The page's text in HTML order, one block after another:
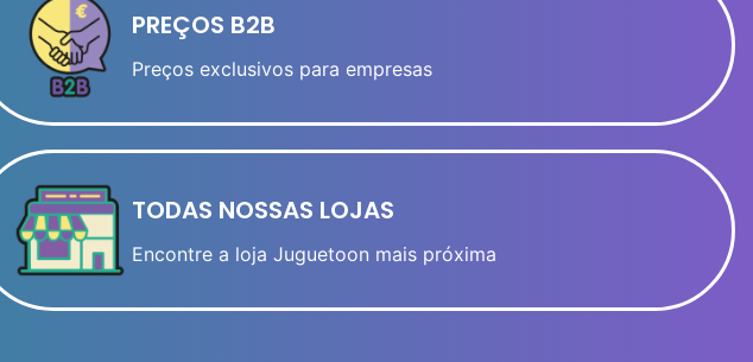
PREÇOS B2B
Preços exclusivos para empresas
TODAS NOSSAS LOJAS
Encontre a loja Juguetoon mais próxima